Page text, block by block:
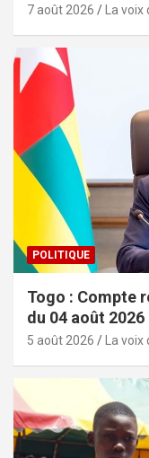
7 août 2026 La
POLITIQUE
Togo : Compte
du 04 août 2026
5 août 2026 La